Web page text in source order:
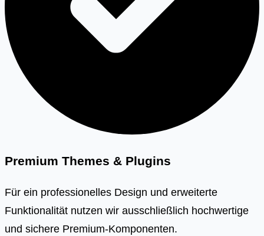
Premium Themes & Plugins
Für ein professionelles Design und erweiterte
Funktionalität nutzen wir ausschließlich hochwertige
und sichere Premium-Komponenten.